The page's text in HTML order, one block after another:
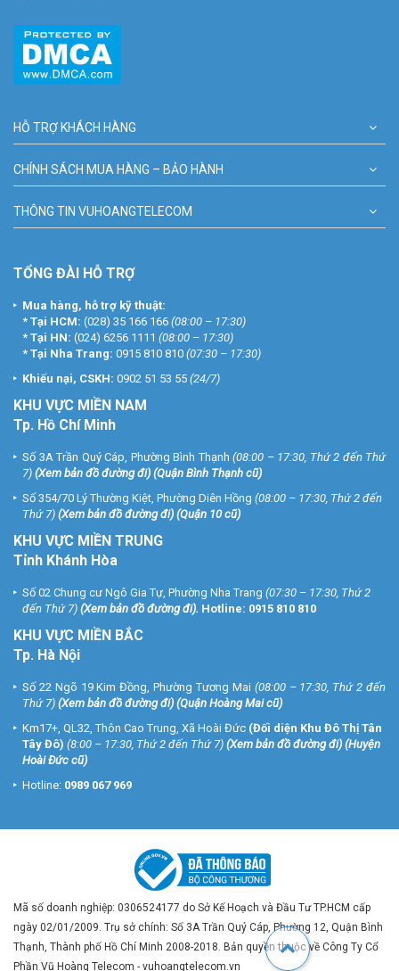
HỖ TRỢ KHÁCH HÀNG
CHÍNH SÁCH MUA HÀNG – BẢO HÀNH
THÔNG TIN VUHOANGTELECOM
TỔNG ĐÀI HỖ TRỢ
Mua hàng, hỗ trợ kỹ thuật:
* Tại HCM: (028) 35 166 166 (08:00 – 17:30)
* Tại HN: (024) 6256 1111 (08:00 – 17:30)
* Tại Nha Trang: 0915 810 810 (07:30 – 17:30)
Khiếu nại, CSKH: 0902 51 53 55 (24/7)
KHU VỰC MIỀN NAM
Tp. Hồ Chí Minh
Số 3A Trần Quý Cáp, Phường Bình Thạnh (08:00 – 17:30, Thứ 2 đến Thứ
7) (Xem bản đồ đường đi) (Quận Bình Thạnh cũ)
Số 354/70 Lý Thường Kiệt, Phường Diên Hồng (08:00 – 17:30, Thứ 2 đến
Thứ 7) (Xem bản đồ đường đi) (Quận 10 cũ)
KHU VỰC MIỀN TRUNG
Tỉnh Khánh Hòa
Số 02 Chung cư Ngô Gia Tự, Phường Nha Trang (07:30 – 17:30, Thứ 2
đến Thứ 7) (Xem bản đồ đường đi). Hotline: 0915 810 810
KHU VỰC MIỀN BẮC
Tp. Hà Nội
Số 22 Ngõ 19 Kim Đồng, Phường Tương Mai (08:00 – 17:30, Thứ 2 đến
Thứ 7) (Xem bản đồ đường đi) (Quận Hoàng Mai cũ)
Km17+, QL32, Thôn Cao Trung, Xã Hoài Đức (Đối diện Khu Đô Thị Tân
Tây Đô) (8:00 – 17:30, Thứ 2 đến Thứ 7) (Xem bản đồ đường đi) (Huyện
Hoài Đức cũ)
Hotline: 0989 067 969
Mã số doanh nghiệp: 0306524177 do Sở Kế Hoạch và Đầu Tư TP.HCM cấp
ngày 02/01/2009. Trụ sở chính: Số 3A Trần Quý Cáp, Phường 12, Quận Bình
Thạnh, Thành phố Hồ Chí Minh 2008-2018. Bản quyền thuộc về Công Ty Cổ
Phần Vũ Hoàng Telecom - vuhoangtelecom.vn